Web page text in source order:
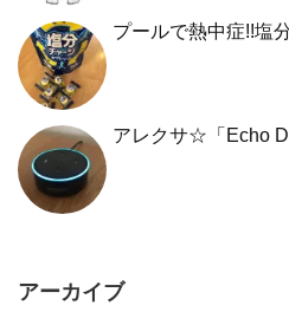
プールで熱中症!!塩
アレクサ☆「Echo
アーカイブ